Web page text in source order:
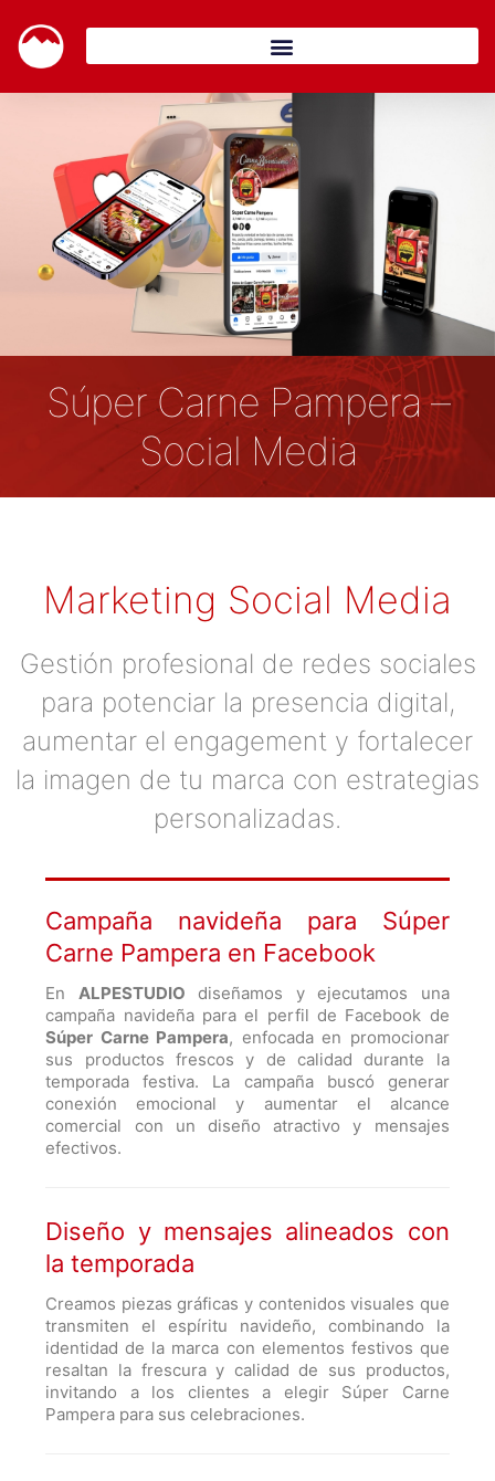
Súper Carne Pampera –
Social Media
Marketing Social Media
Gestión profesional de redes sociales
para potenciar la presencia digital,
aumentar el engagement y fortalecer
la imagen de tu marca con estrategias
personalizadas.
Campaña navideña para Súper
Carne Pampera en Facebook
En ALPESTUDIO diseñamos y ejecutamos una
campaña navideña para el perfil de Facebook de
Súper Carne Pampera, enfocada en promocionar
sus productos frescos y de calidad durante la
temporada festiva. La campaña buscó generar
conexión emocional y aumentar el alcance
comercial con un diseño atractivo y mensajes
efectivos.
Diseño y mensajes alineados con
la temporada
Creamos piezas gráficas y contenidos visuales que
transmiten el espíritu navideño, combinando la
identidad de la marca con elementos festivos que
resaltan la frescura y calidad de sus productos,
invitando a los clientes a elegir Súper Carne
Pampera para sus celebraciones.